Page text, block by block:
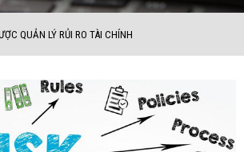
QUẢN LÝ RỦI RO TÀI CHÍNH